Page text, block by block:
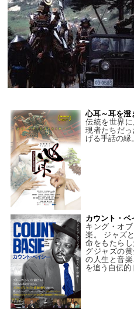
心耳～耳を
伝統を世界
現者たちだ
げる手話の縁。
カウント・
キング・オ
楽。 ジャズ
命をもたら
グジャズの
の人生と音
を追う自伝的